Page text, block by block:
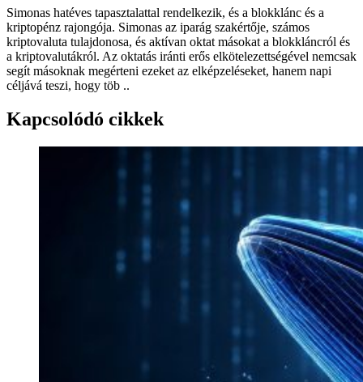
Simonas hatéves tapasztalattal rendelkezik, és a blokklánc és a
kriptopénz rajongója. Simonas az iparág szakértője, számos
kriptovaluta tulajdonosa, és aktívan oktat másokat a blokkláncról és
a kriptovalutákról. Az oktatás iránti erős elkötelezettségével nemcsak
segít másoknak megérteni ezeket az elképzeléseket, hanem napi
céljává teszi, hogy töb ..
Kapcsolódó cikkek